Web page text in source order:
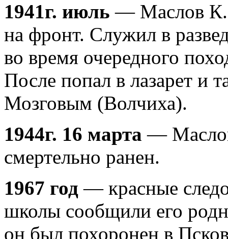
1941г. июль— Маслов К.
на фронт. Служил в
во время очередного
После попал в лазарет и
Мозговым (Волчиха).
1944г. 16 марта —
смертельно ранен.
1967 год — красные
школы сообщили его
он был похоронен в